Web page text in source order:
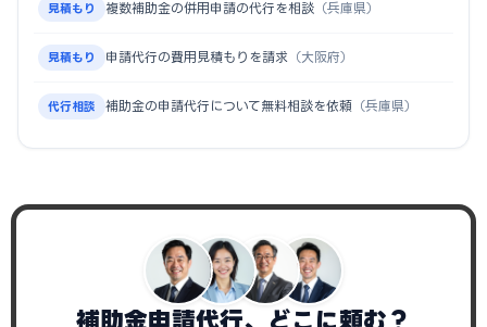
見積もり 複数補助金の併用申請の代行を相談 （兵庫県）
見積もり 申請代行の費用見積もりを請求 （大阪府）
代行相談 補助金の申請代行について無料相談を依頼 （兵庫県）
補助金申請代行、どこに頼む？